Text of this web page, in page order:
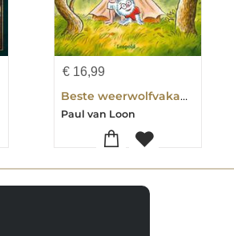
€16,99
Beste weerwolfvakantie ooit
Paul van Loon